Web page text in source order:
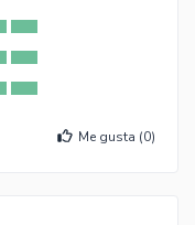
Me gusta (0)